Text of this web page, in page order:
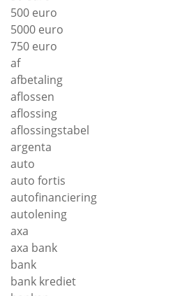
500 euro
5000 euro
750 euro
af
afbetaling
aflossen
aflossing
aflossingstabel
argenta
auto
auto fortis
autofinanciering
autolening
axa
axa bank
bank
bank krediet